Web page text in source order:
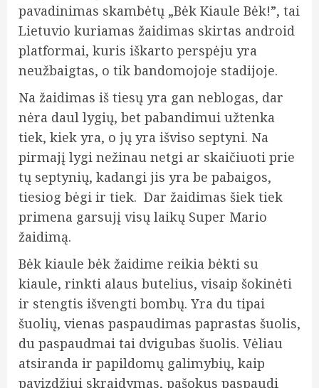
pavadinimas skambėtų „Bėk Kiaule Bėk!”, tai
Lietuvio kuriamas žaidimas skirtas android
platformai, kuris iškarto perspėju yra
neužbaigtas, o tik bandomojoje stadijoje.
Na žaidimas iš tiesų yra gan neblogas, dar
nėra daul lygių, bet pabandimui užtenka
tiek, kiek yra, o jų yra išviso septyni. Na
pirmajį lygi nežinau netgi ar skaičiuoti prie
tų septynių, kadangi jis yra be pabaigos,
tiesiog bėgi ir tiek. Dar žaidimas šiek tiek
primena garsujį visų laikų Super Mario
žaidimą.
Bėk kiaule bėk žaidime reikia bėkti su
kiaule, rinkti alaus butelius, visaip šokinėti
ir stengtis išvengti bombų. Yra du tipai
šuolių, vienas paspaudimas paprastas šuolis,
du paspaudmai tai dvigubas šuolis. Vėliau
atsiranda ir papildomų galimybių, kaip
pavizdžiui skraidymas, pašokus paspaudi